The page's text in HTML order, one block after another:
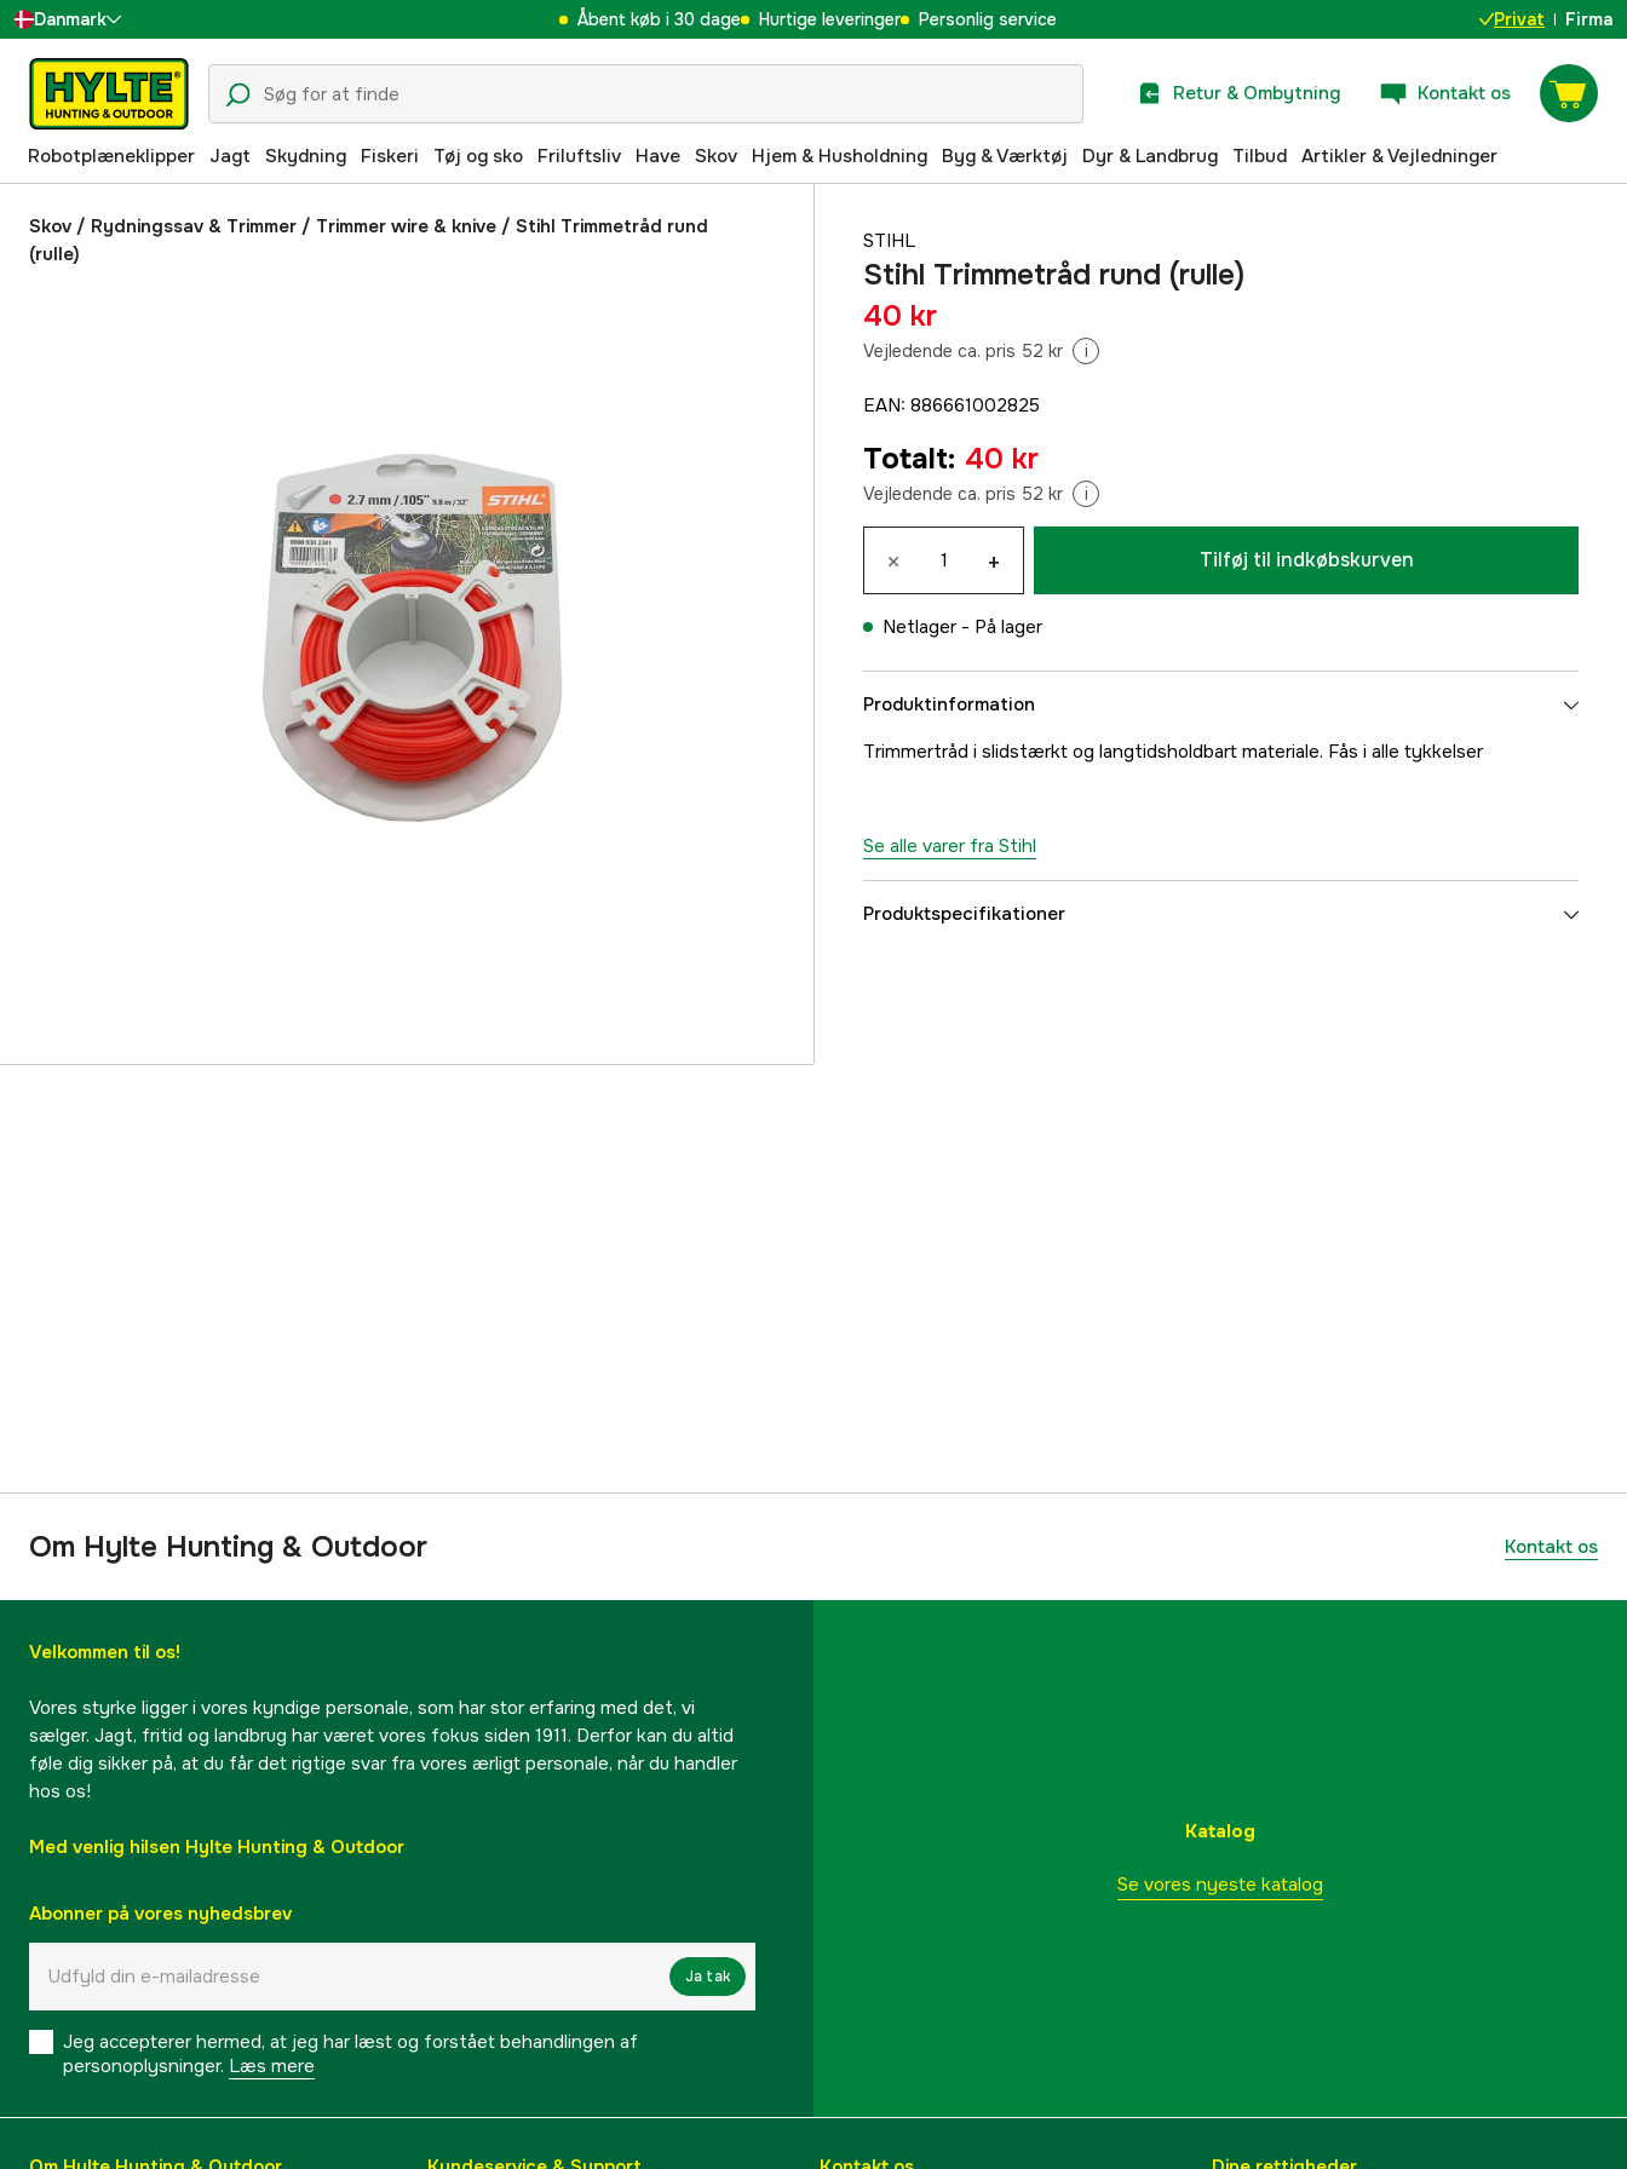
Danmark
Sverige
Suomi
Norge
Deutschland
Åbent køb i 30 dage Hurtige leveringer Personlig service Privat Firma
Retur & Ombytning Kontakt os
Robotplæneklipper Jagt Skydning Fiskeri Tøj og sko Friluftsliv Have Skov Hjem & Husholdning Byg & Værktøj Dyr & Landbrug Tilbud Artikler & Vejledninger
Skov / Rydningssav & Trimmer / Trimmer wire & knive / Stihl Trimmetråd rund
(rulle)
STIHL
Stihl Trimmetråd rund (rulle)
40 kr
Vejledende ca. pris 52 kr i
EAN: 886661002825
Totalt: 40 kr
Vejledende ca. pris 52 kr i
× + Tilføj til indkøbskurven
Netlager - På lager
Produktinformation
Trimmertråd i slidstærkt og langtidsholdbart materiale. Fås i alle tykkelser
Se alle varer fra Stihl
Produktspecifikationer
Om Hylte Hunting & Outdoor Kontakt os
Velkommen til os!
Vores styrke ligger i vores kyndige personale, som har stor erfaring med det, vi
sælger. Jagt, fritid og landbrug har været vores fokus siden 1911. Derfor kan du altid
føle dig sikker på, at du får det rigtige svar fra vores ærligt personale, når du handler
hos os!
Med venlig hilsen Hylte Hunting & Outdoor
Abonner på vores nyhedsbrev
Ja tak
Jeg accepterer hermed, at jeg har læst og forstået behandlingen af ​​
personoplysninger. Læs mere
Katalog
Se vores nyeste katalog